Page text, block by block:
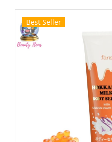
Best Seller